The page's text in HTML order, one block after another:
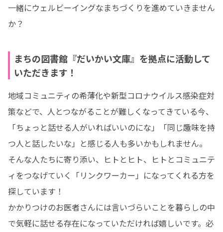
一緒にウェルビーイングなまちづくりを進めていきません
か？
まちの図書館『だいかい文庫』を拠点に活動して
いただきます！
地域コミュニティの希薄化や新型コロナウイルス感染症対
策などで、人とつながることが難しくなってきている今、
「ちょっと話せる人がいればいいのにな」「同じ趣味を持
つ人と話したいな」と感じる人も多いかもしれません。
そんな人たちに寄り添い、ヒトとヒト、ヒトとコミュニテ
ィをつなげていく「リンクワーカー」になってくれる方を
探しています！
かかりつけのお医者さんには言いづらいことを暮らしの中
で気軽に話せる存在になっていただければ嬉しいです。必